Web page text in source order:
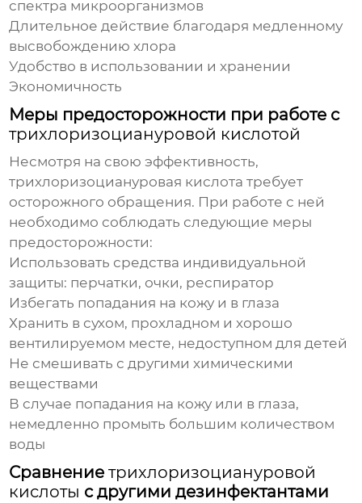
спектра микроорганизмов
Длительное действие благодаря медленному
высвобождению хлора
Удобство в использовании и хранении
Экономичность
Меры предосторожности при работе с
трихлоризоциануровой кислотой
Несмотря на свою эффективность,
трихлоризоциануровая кислота требует
осторожного обращения. При работе с ней
необходимо соблюдать следующие меры
предосторожности:
Использовать средства индивидуальной
защиты: перчатки, очки, респиратор
Избегать попадания на кожу и в глаза
Хранить в сухом, прохладном и хорошо
вентилируемом месте, недоступном для детей
Не смешивать с другими химическими
веществами
В случае попадания на кожу или в глаза,
немедленно промыть большим количеством
воды
Сравнениетрихлоризоциануровой
кислоты с другими дезинфектантами